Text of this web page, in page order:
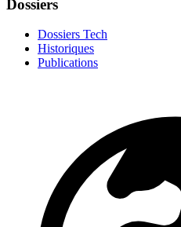
Dossiers
Dossiers Tech
Historiques
Publications